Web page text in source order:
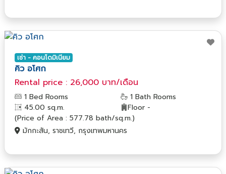
เช่า - คอนโดมิเนียม
คิว อโศก
Rental price : 26,000 บาท/เดือน
1 Bed Rooms
1 Bath Rooms
45.00 sq.m.
Floor -
(Price of Area : 577.78 bath/sq.m.)
มักกะสัน, ราชเทวี, กรุงเทพมหานคร